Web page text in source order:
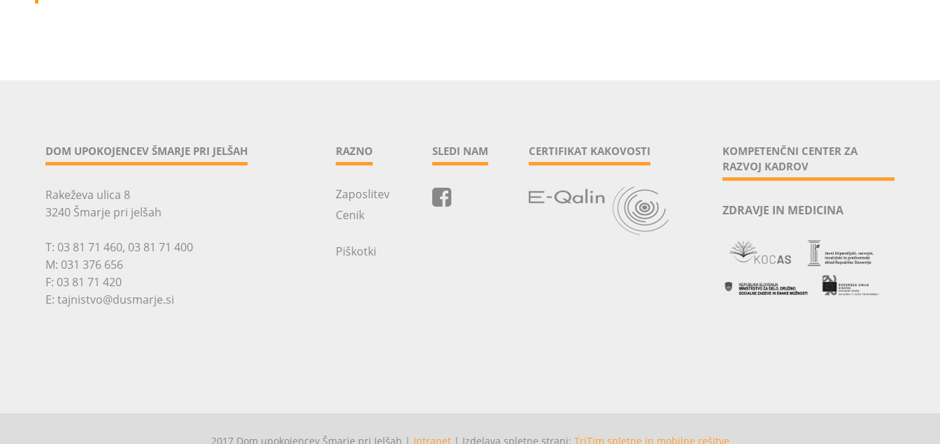
DOM UPOKOJENCEV ŠMARJE PRI JELŠAH
Rakeževa ulica 8
3240 Šmarje pri jelšah
T: 03 81 71 460, 03 81 71 400
M: 031 376 656
F: 03 81 71 420
E: tajnistvo@dusmarje.si
RAZNO
Zaposlitev
Cenik
Piškotki
SLEDI NAM CERTIFIKAT KAKOVOSTI
KOMPETENČNI CENTER ZA
RAZVOJ KADROV
ZDRAVJE IN MEDICINA
2017 Dom upokojencev Šmarje pri Jelšah | Intranet| Izdelava spletne strani: TriTim spletne in mobilne rešitve